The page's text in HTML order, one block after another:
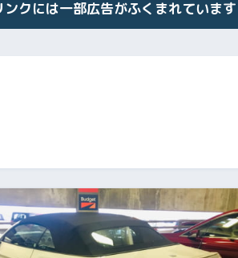
ンクには一部広告がふくまれています